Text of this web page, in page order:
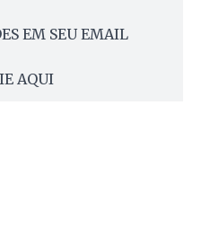
EM SEU EMAIL
AQUI